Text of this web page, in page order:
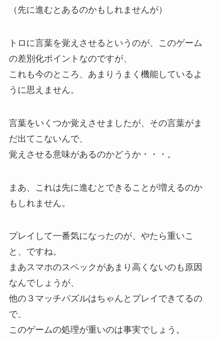
（先に進むとあるのかもしれませんが）
トロに言葉を覚えさせるというのが、このゲーム
の差別化ポイントなのですが、
これも今のところ、あまりうまく機能しているよ
うに思えません。
言葉をいくつか覚えさせましたが、その言葉がま
だ出てこないんで、
覚えさせる意味があるのかどうか・・・。
まあ、これは先に進むとできることが増えるのか
もしれません。
プレイして一番気になったのが、やたら重いこ
と、ですね。
まあスマホのスペックがあまり高くないのも原因
なんでしょうが、
他の３マッチパズルはちゃんとプレイできてるの
で、
このゲームの処理が重いのは事実でしょう。